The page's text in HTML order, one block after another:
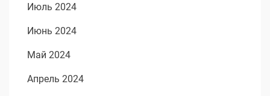
Июль 2024
Июнь 2024
Май 2024
Апрель 2024